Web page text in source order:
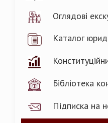
Оглядові
Каталог
Бібліотека
Підписка на